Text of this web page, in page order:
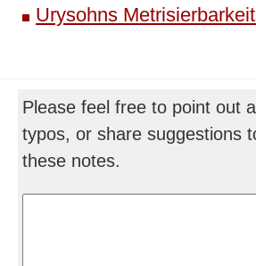
Urysohns
Please feel free to point out
typos, or share suggestions
these notes.